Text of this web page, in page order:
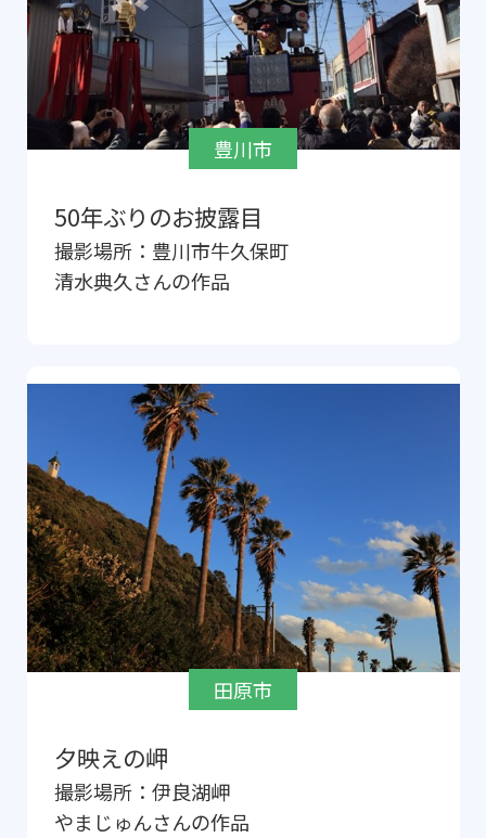
豊川市
50年ぶりのお披露目
撮影場所： 豊川市牛久保町
清水典久さんの作品
田原市
夕映えの岬
撮影場所： 伊良湖岬
やまじゅんさんの作品